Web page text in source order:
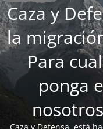
Caza y
la
Para
ponga